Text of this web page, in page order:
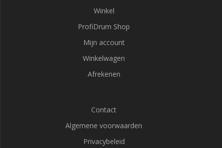
Winkel
ProfiDrum Shop
Mijn account
Winkelwagen
Afrekenen
Contact
Algemene voorwaarden
Privacybeleid